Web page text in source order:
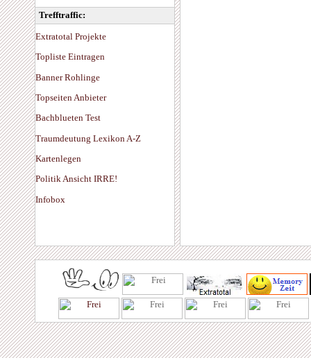
Trefftraffic:
Extratotal Projekte
Topliste Eintragen
Banner Rohlinge
Topseiten Anbieter
Bachblueten Test
Traumdeutung Lexikon A-Z
Kartenlegen
Politik Ansicht IRRE!
Infobox